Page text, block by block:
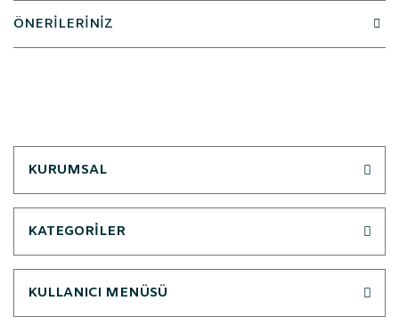
ÖNERİLERİNİZ
KURUMSAL
KATEGORİLER
KULLANICI MENÜSÜ